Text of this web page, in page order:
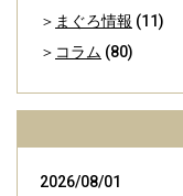
まぐろ情報 (11)
コラム (80)
2026/08/01